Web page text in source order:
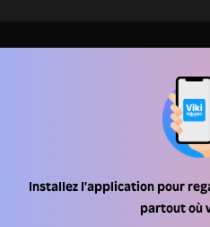
Installez l'application pour
partout où
Centre d'assistance